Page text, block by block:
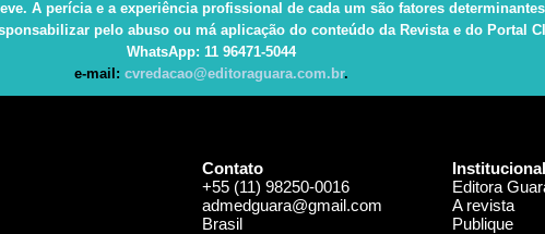
A perícia e a experiência profissional de cada um são fatores
pelo abuso ou má aplicação do conteúdo da Revista e do Portal
WhatsApp: 11 96471-5044
e-mail: cvredacao@editoraguara.com.br.
Contato
+55 (11) 98250-0016
admedguara@gmail.com
Brasil
Institucional
Editora
A revista
Publique